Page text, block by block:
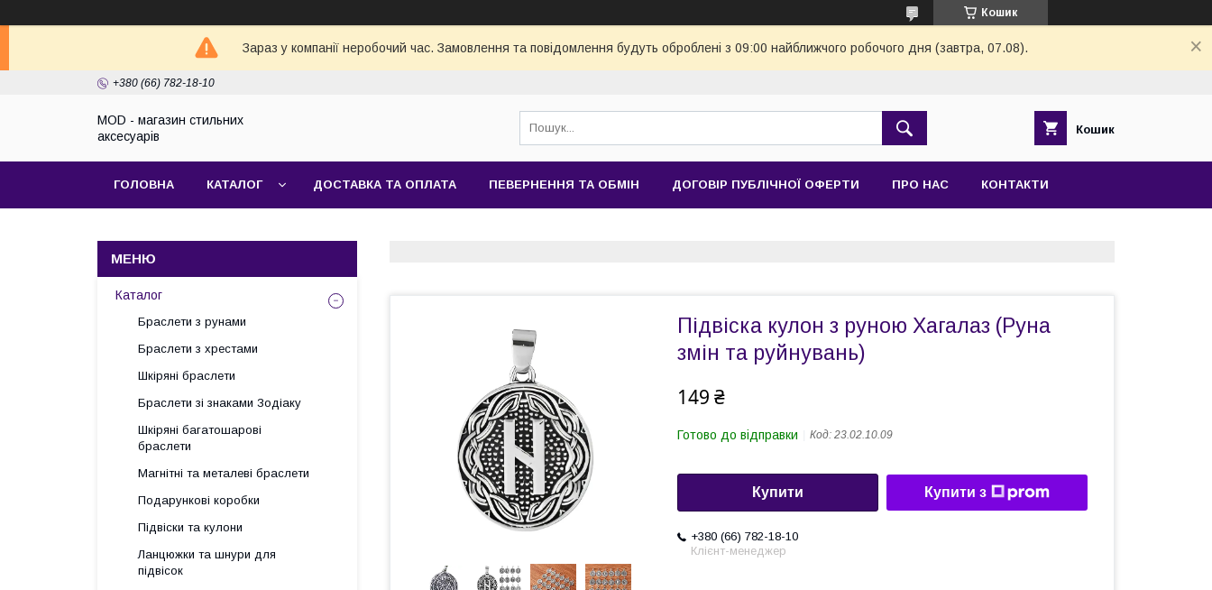
Кошик
Зараз у компанії неробочий час. Замовлення та повідомлення будуть оброблені з 09:00 найближчого робочого дня (завтра, 07.08).
+380 (66) 782-18-10
MOD - магазин стильних
аксесуарів
Кошик
ГОЛОВНА КАТАЛОГ ДОСТАВКА ТА ОПЛАТА ПЕВЕРНЕННЯ ТА ОБМІН ДОГОВІР ПУБЛІЧНОЇ ОФЕРТИ ПРО НАС КОНТАКТИ
Підвіска кулон з руною Хагалаз (Руна
змін та руйнувань)
149 ₴
Готово до відправки Код: 23.02.10.09
Купити Купити з
+380 (66) 782-18-10
Клієнт-менеджер
Каталог
Браслети з рунами
Браслети з хрестами
Шкіряні браслети
Браслети зі знаками Зодіаку
Шкіряні багатошарові
браслети
Магнітні та металеві браслети
Подарункові коробки
Підвіски та кулони
Ланцюжки та шнури для
підвісок